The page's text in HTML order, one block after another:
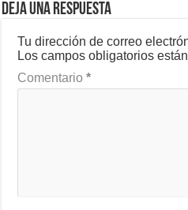
Deja una respuesta
Tu dirección de correo
Los campos obligatorios
Comentario*